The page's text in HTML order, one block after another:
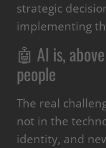
strategic
implementing
🤖 AI is,
people
The real
not in the
identity, and